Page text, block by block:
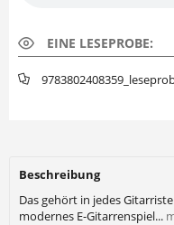
EINE LESEPROBE:
Beschreibung
Das gehört in jedes
modernes E-Gitarrenspiel...